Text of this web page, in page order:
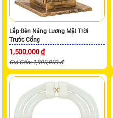
Lắp Đèn Năng Lương Mặt Trời
Trước Cổng
1,500,000 ₫
Giá Gốc: 1,800,000 ₫